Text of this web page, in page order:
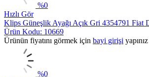
%0
Hızlı Gör
Klips Güneşlik Ayağı Açık Gri 4354791
Ürün Kodu: 10669
Ürünün fiyatını görmek için bayi girişi yapınız
%0